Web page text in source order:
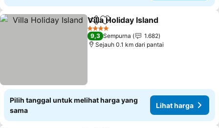
BagikanTambahkan ke favorit
Villa Holiday Island
4 Bintang
9,3 Sempurna
1.682
Sejauh 0.1 km dari pantai
Pilih tanggal untuk melihat harga yang
sama
Lihat harga